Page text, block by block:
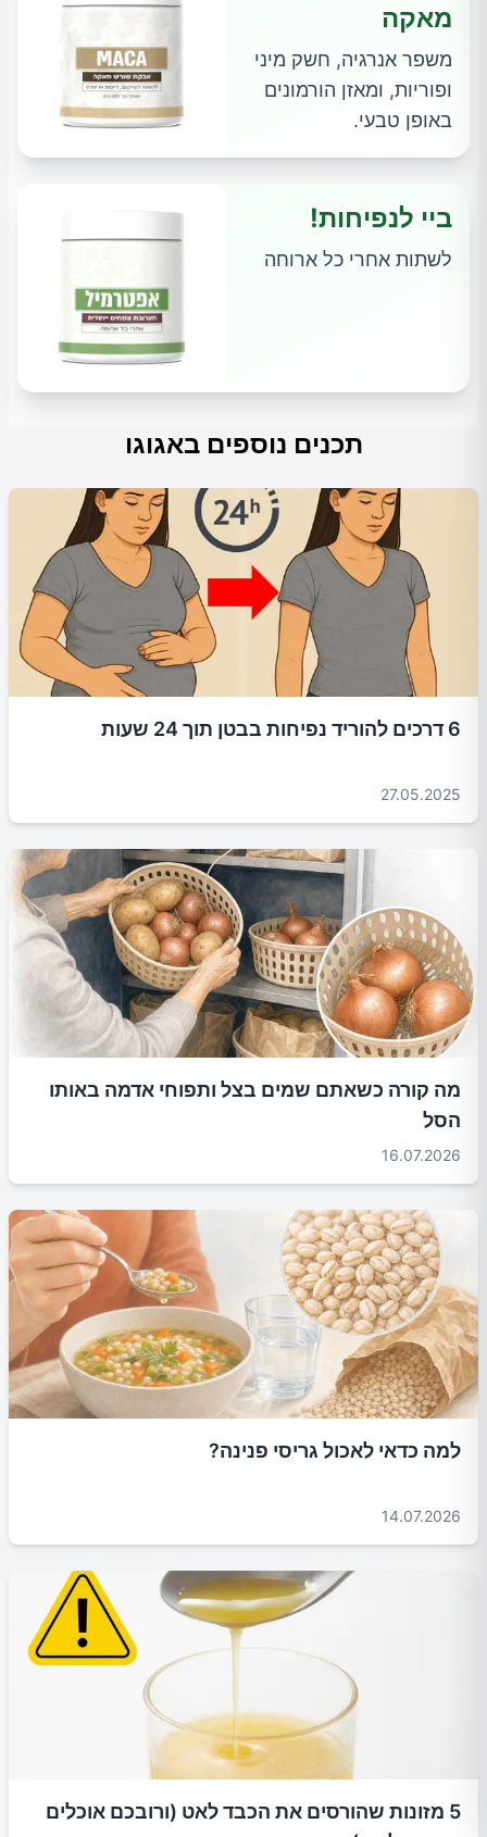
מאקה
משפר אנרגיה, חשק מיני
ופוריות, ומאזן הורמונים
באופן טבעי.
ביי לנפיחות!
לשתות אחרי כל ארוחה
תכנים נוספים באגוגו
6 דרכים להוריד נפיחות בבטן תוך 24 שעות
27.05.2025
מה קורה כשאתם שמים בצל ותפוחי אדמה באותו
הסל
16.07.2026
למה כדאי לאכול גריסי פנינה?
14.07.2026
5 מזונות שהורסים את הכבד לאט (ורובכם אוכלים